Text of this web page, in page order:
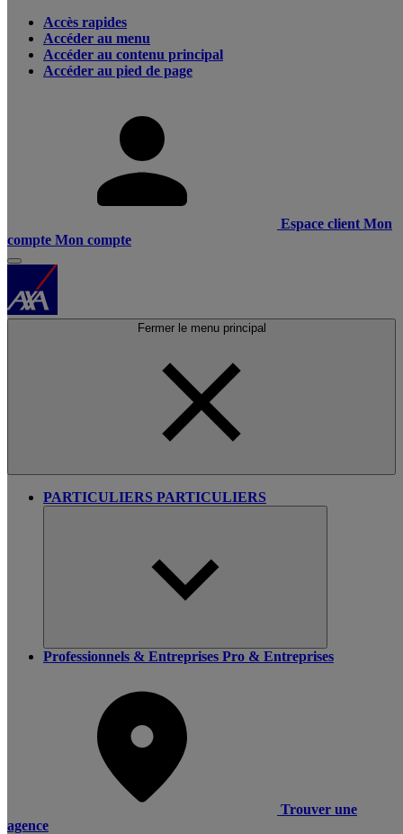
Accès rapides
Accéder au menu
Accéder au contenu principal
Accéder au pied de page
Espace client Mon
compte Mon compte
Fermer le menu principal
PARTICULIERS PARTICULIERS
Professionnels & Entreprises Pro & Entreprises
Trouver une
agence